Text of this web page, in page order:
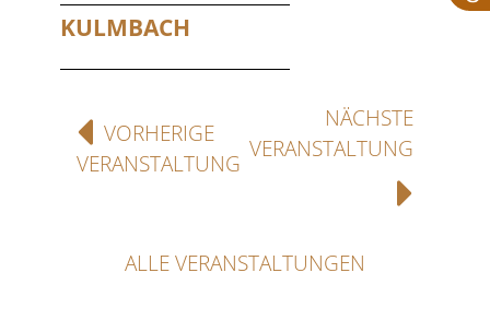
KULMBACH
VORHERIGE
VERANSTALTUNG
NÄCHSTE
VERANSTALTUNG
ALLE VERANSTALTUNGEN